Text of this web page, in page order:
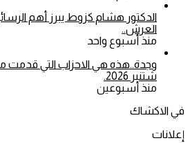
الدكتور هشام كزوط يبرز أهم
العرش..
منذ أسبوع واحد
وجدة..هذه هي الاحزاب التي قدمت
شتنبر 2026.
منذ أسبوعين
في الاكشاك
إعلانات